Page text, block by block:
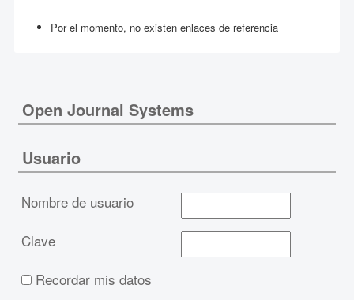
Por el momento, no existen enlaces de referencia
Open Journal Systems
Usuario
Nombre de usuario
Clave
Recordar mis datos